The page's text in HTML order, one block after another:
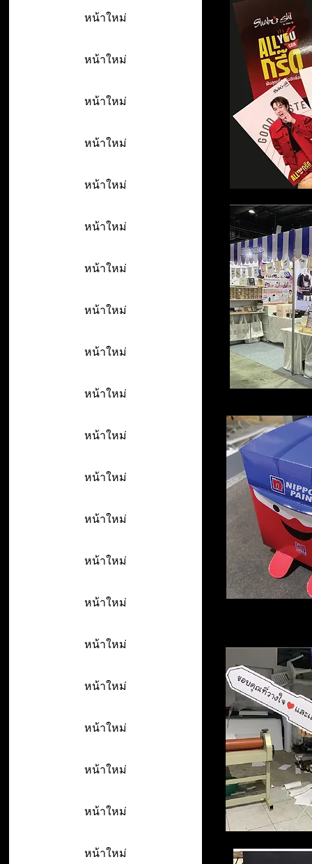
หน้าใหม่
หน้าใหม่
หน้าใหม่
หน้าใหม่
หน้าใหม่
หน้าใหม่
หน้าใหม่
หน้าใหม่
หน้าใหม่
หน้าใหม่
หน้าใหม่
หน้าใหม่
หน้าใหม่
หน้าใหม่
หน้าใหม่
หน้าใหม่
หน้าใหม่
หน้าใหม่
หน้าใหม่
หน้าใหม่
หน้าใหม่